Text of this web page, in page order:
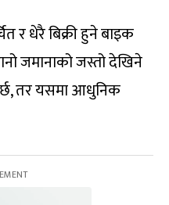
र धेरै बिक्री हुने बाइक
जमानाको जस्तो देखिने
तर यसमा आधुनिक